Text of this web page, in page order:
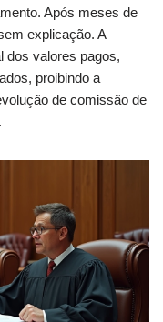
Após meses de
explicação. A
dos valores pagos,
proibindo a
de comissão de